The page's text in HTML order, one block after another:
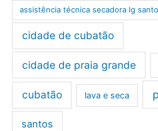
assistência técnica secadora lg
cidade de cubatão
cidade de praia grande
cubatão lava e seca
santos